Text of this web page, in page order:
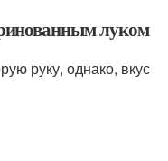
луком
руку, однако, вкус